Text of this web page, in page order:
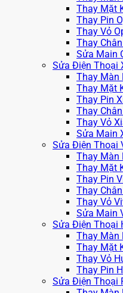
Thay Mặt
Thay Pin
Thay Vỏ
Thay
Sửa Main
Sửa Điện Thoại
Thay Màn
Thay Mặt
Thay Pin
Thay
Thay Vỏ
Sửa Main
Sửa Điện Thoại
Thay Màn
Thay Mặt
Thay Pin
Thay
Thay Vỏ
Sửa Main
Sửa Điện Thoại
Thay Màn
Thay Mặt
Thay Vỏ
Thay Pin
Sửa Điện Thoại